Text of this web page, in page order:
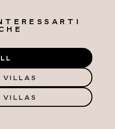
VILLAS
VILLAS